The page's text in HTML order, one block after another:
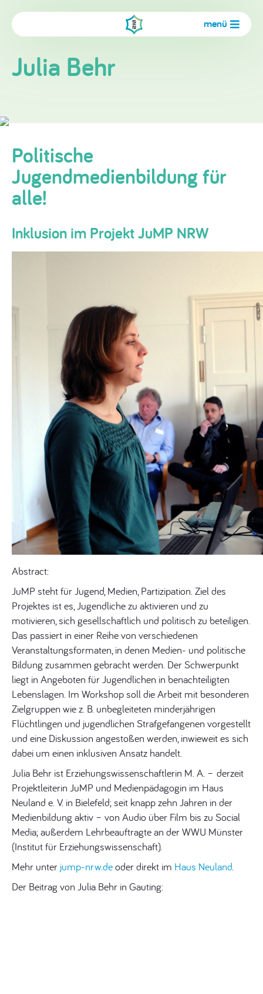
menü
Julia Behr
Politische
Jugendmedienbildung für
alle!
Inklusion im Projekt JuMP NRW
Abstract:
JuMP steht für Jugend, Medien, Partizipation. Ziel des
Projektes ist es, Jugendliche zu aktivieren und zu
motivieren, sich gesellschaftlich und politisch zu beteiligen.
Das passiert in einer Reihe von verschiedenen
Veranstaltungsformaten, in denen Medien- und politische
Bildung zusammen gebracht werden. Der Schwerpunkt
liegt in Angeboten für Jugendlichen in benachteiligten
Lebenslagen. Im Workshop soll die Arbeit mit besonderen
Zielgruppen wie z. B. unbegleiteten minderjährigen
Flüchtlingen und jugendlichen Strafgefangenen vorgestellt
und eine Diskussion angestoßen werden, inwieweit es sich
dabei um einen inklusiven Ansatz handelt.
Julia Behr ist Erziehungswissenschaftlerin M. A. – derzeit
Projektleiterin JuMP und Medienpädagogin im Haus
Neuland e. V. in Bielefeld; seit knapp zehn Jahren in der
Medienbildung aktiv – von Audio über Film bis zu Social
Media; außerdem Lehrbeauftragte an der WWU Münster
(Institut für Erziehungswissenschaft).
Mehr unter jump-nrw.deoder direkt im Haus Neuland.
Der Beitrag von Julia Behr in Gauting: